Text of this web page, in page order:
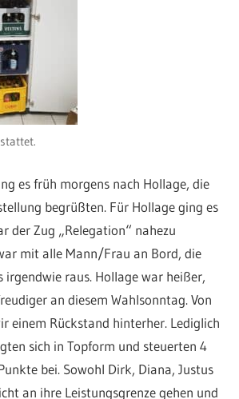
es früh morgens nach Hollage, die
begrüßten. Für Hollage ging es
der Zug „Relegation“ nahezu
mit alle Mann/Frau an Bord, die
irgendwie raus. Hollage war heißer,
an diesem Wahlsonntag. Von
einem Rückstand hinterher. Lediglich
sich in Topform und steuerten 4
bei. Sowohl Dirk, Diana, Justus
an ihre Leistungsgrenze gehen und